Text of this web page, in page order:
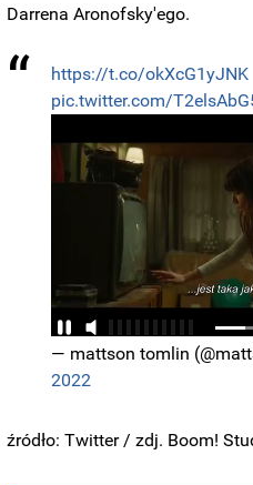
Darrena Aronofsky'ego.
https://t.co/okXcG1yJNK
pic.twitter.com/
— mattson tomlin
2022
źródło: Twitter / zdj. Boom!